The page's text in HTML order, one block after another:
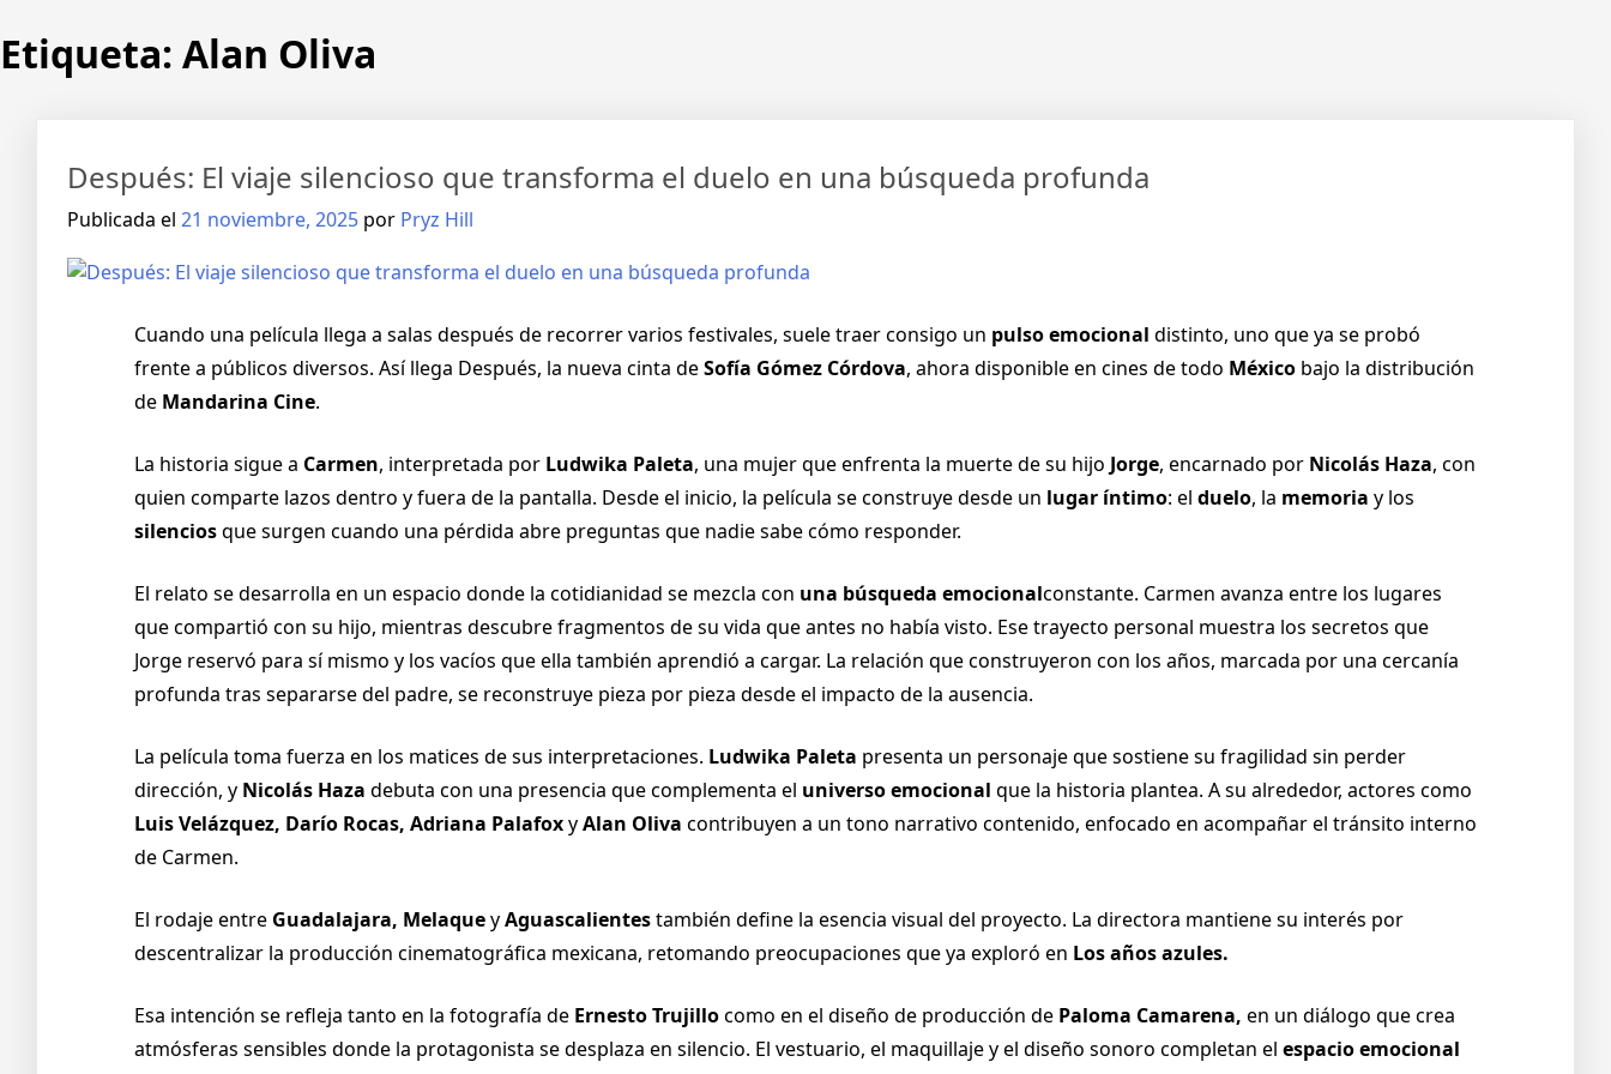
Etiqueta: Alan Oliva
Después: El viaje silencioso que transforma el duelo en una búsqueda profunda
Publicada el 21 noviembre, 2025 por Pryz Hill
Cuando una película llega a salas después de recorrer varios festivales, suele traer consigo un pulso emocional distinto, uno que ya se probó
frente a públicos diversos. Así llega Después, la nueva cinta deSofía Gómez Córdova, ahora disponible en cines de todo México bajo la distribución
de Mandarina Cine.
La historia sigue a Carmen, interpretada por Ludwika Paleta, una mujer que enfrenta la muerte de su hijo Jorge, encarnado por Nicolás Haza, con
quien comparte lazos dentro y fuera de la pantalla. Desde el inicio, la película se construye desde un lugar íntimo: el duelo, la memoria y los
silenciosque surgen cuando una pérdida abre preguntas que nadie sabe cómo responder.
El relato se desarrolla en un espacio donde la cotidianidad se mezcla con una búsqueda emocionalconstante. Carmen avanza entre los lugares
que compartió con su hijo, mientras descubre fragmentos de su vida que antes no había visto. Ese trayecto personal muestra los secretos que
Jorge reservó para sí mismo y los vacíos que ella también aprendió a cargar. La relación que construyeron con los años, marcada por una cercanía
profunda tras separarse del padre, se reconstruye pieza por pieza desde el impacto de la ausencia.
La película toma fuerza en los matices de sus interpretaciones. Ludwika Paleta presenta un personaje que sostiene su fragilidad sin perder
dirección, y Nicolás Haza debuta con una presencia que complementa el universo emocional que la historia plantea. A su alrededor, actores como
Luis Velázquez, Darío Rocas, Adriana PalafoxyAlan Oliva contribuyen a un tono narrativo contenido, enfocado en acompañar el tránsito interno
de Carmen.
El rodaje entre Guadalajara, MelaqueyAguascalientestambién define la esencia visual del proyecto. La directora mantiene su interés por
descentralizar la producción cinematográfica mexicana, retomando preocupaciones que ya exploró en Los años azules.
Esa intención se refleja tanto en la fotografía de Ernesto Trujillocomo en el diseño de producción de Paloma Camarena, en un diálogo que crea
atmósferas sensibles donde la protagonista se desplaza en silencio. El vestuario, el maquillaje y el diseño sonoro completan el espacio emocional